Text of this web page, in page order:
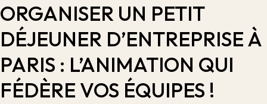
ORGANISER UN PETIT
DÉJEUNER D’ENTREPRISE À
PARIS : L’ANIMATION QUI
FÉDÈRE VOS ÉQUIPES !